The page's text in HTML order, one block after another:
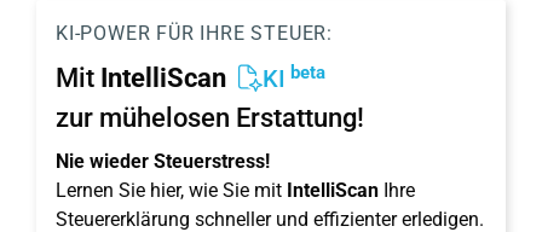
KI-POWER FÜR IHRE STEUER:
Mit IntelliScan KI beta
zur mühelosen Erstattung!
Nie wieder Steuerstress!
Lernen Sie hier, wie Sie mit IntelliScan Ihre
Steuererklärung schneller und effizienter erledigen.